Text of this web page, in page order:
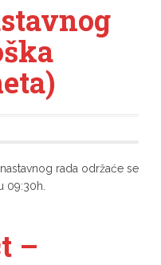
rada održaće se
09:30h.
–